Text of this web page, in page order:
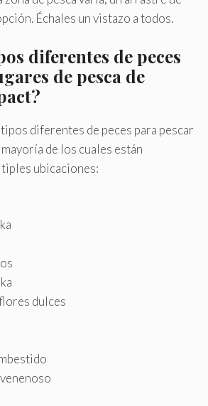
Échales un vistazo a todos.
diferentes de peces
de pesca de
diferentes de peces para pescar
de los cuales están
ubicaciones:
dulces